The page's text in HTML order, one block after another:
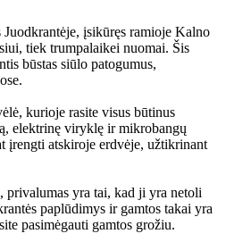
Juodkrantėje, įsikūręs ramioje Kalno
tiek trumpalaikei nuomai. Šis
būstas siūlo patogumus,
kurioje rasite visus būtinus
elektrinę viryklę ir mikrobangų
įrengti atskiroje erdvėje, užtikrinant
privalumas yra tai, kad ji yra netoli
paplūdimys ir gamtos takai yra
pasimėgauti gamtos grožiu.